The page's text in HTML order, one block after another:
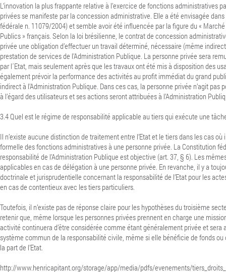
L’innovation la plus frappante relative à l’exercice de fonctions administratives
privées se manifeste par la concession administrative. Elle a été envisagée
fédérale n. 11079/2004) et semble avoir été influencée par la figure du « Marché
Publics » français. Selon la loi brésilienne, le contrat de concession
privée une obligation d’effectuer un travail déterminé, nécessaire (même
prestation de services de l’Administration Publique. La personne privée sera
par l´Etat, mais seulement après que les travaux ont été mis à disposition des
également prévoir la performance des activités au profit immédiat du grand
indirect à l’Administration Publique. Dans ces cas, la personne privée n’agit pas
à l’égard des utilisateurs et ses actions seront attribuées à l’Administration
3.4 Quel est le régime de responsabilité applicable au tiers qui exécute une
Il n’existe aucune distinction de traitement entre l’Etat et le tiers dans les cas où
formelle des fonctions administratives à une personne privée. La Constitution
responsabilité de l’Administration Publique est objective (art. 37, § 6). Les
applicables en cas de délégation à une personne privée. En revanche, il y a
doctrinale et jurisprudentielle concernant la responsabilité de l’Etat pour les
en cas de contentieux avec les tiers particuliers.
Toutefois, il n’existe pas de réponse claire pour les hypothèses du troisième
retenir que, même lorsque les personnes privées prennent en charge une
activité continuera d’être considérée comme étant généralement privée et sera
système commun de la responsabilité civile, même si elle bénéficie de fonds ou
la part de l’Etat.
http://www.henricapitant.org/storage/app/media/pdfs/evenements/